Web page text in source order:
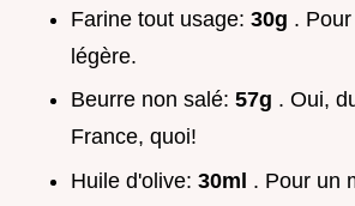
Farine tout usage: 30g .
légère.
Beurre non salé: 57g . Oui,
France, quoi!
Huile d'olive: 30ml . Pour un